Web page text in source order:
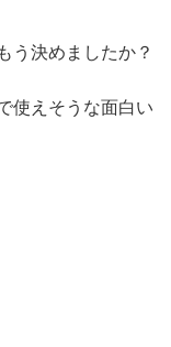
決めましたか？
使えそうな面白い